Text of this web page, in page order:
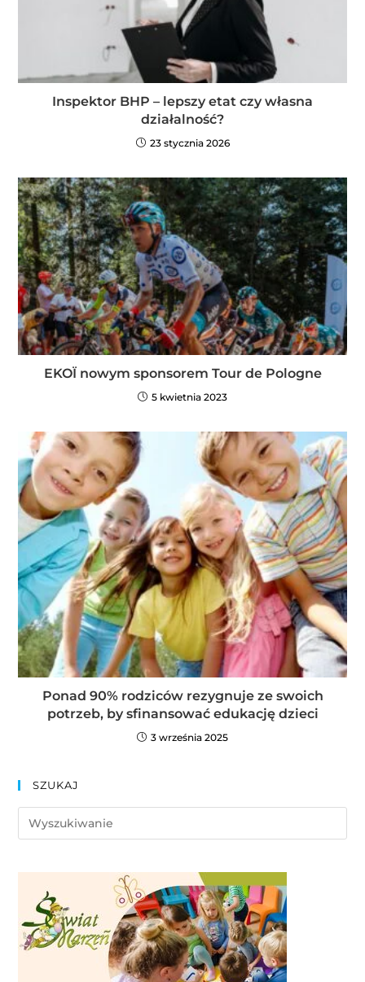
Inspektor BHP – lepszy etat czy własna
działalność?
23 stycznia 2026
EKOÏ nowym sponsorem Tour de Pologne
5 kwietnia 2023
Ponad 90% rodziców rezygnuje ze swoich
potrzeb, by sfinansować edukację dzieci
3 września 2025
SZUKAJ